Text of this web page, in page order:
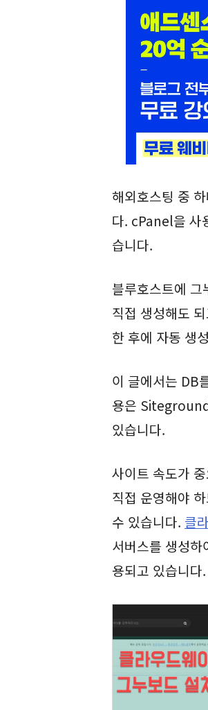
해외호스팅 중
다. cPanel을 사
습니다.
블루호스트에
직접 생성해도
한 후에 자동 생
이 글에서는 DB
용은
있습니다.
사이트 속도가
직접 운영해야
수 있습니다. 클
서버스를 생성
용되고 있습니다.